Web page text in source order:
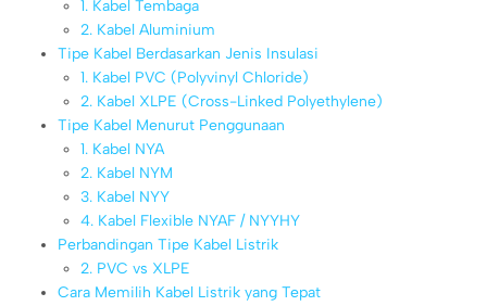
1. Kabel Tembaga
2. Kabel Aluminium
Tipe Kabel Berdasarkan Jenis Insulasi
1. Kabel PVC (Polyvinyl Chloride)
2. Kabel XLPE (Cross-Linked Polyethylene)
Tipe Kabel Menurut Penggunaan
1. Kabel NYA
2. Kabel NYM
3. Kabel NYY
4. Kabel Flexible NYAF / NYYHY
Perbandingan Tipe Kabel Listrik
2. PVC vs XLPE
Cara Memilih Kabel Listrik yang Tepat